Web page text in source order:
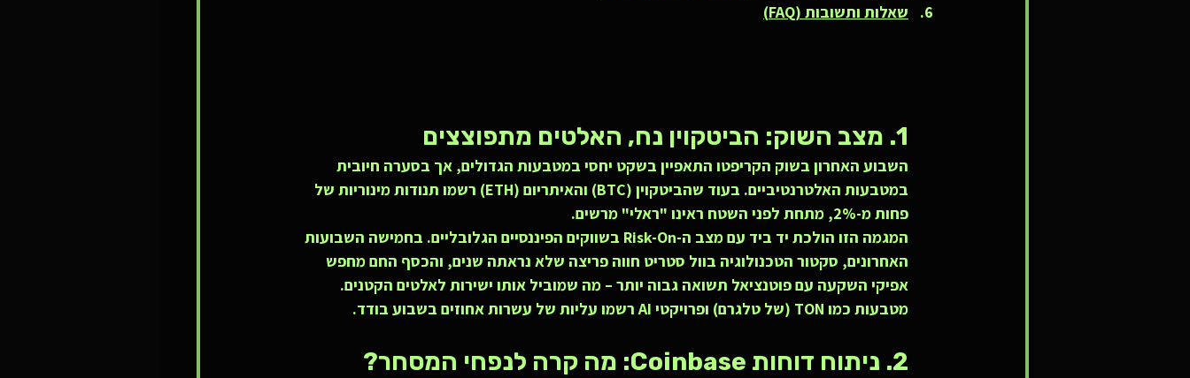
שאלות ותשובות (FAQ)
1. מצב השוק: הביטקוין נח, האלטים מתפוצצים
השבוע האחרון בשוק הקריפטו התאפיין בשקט יחסי במטבעות הגדולים, אך בסערה חיובית
במטבעות האלטרנטיביים. בעוד שהביטקוין (BTC) והאיתריום (ETH) רשמו תנודות מינוריות של
פחות מ-2%, מתחת לפני השטח ראינו "ראלי" מרשים.
המגמה הזו הולכת יד ביד עם מצב ה-Risk-On בשווקים הפיננסיים הגלובליים. בחמישה השבועות
האחרונים, סקטור הטכנולוגיה בוול סטריט חווה פריצה שלא נראתה שנים, והכסף החם מחפש
אפיקי השקעה עם פוטנציאל תשואה גבוה יותר – מה שמוביל אותו ישירות לאלטים הקטנים.
מטבעות כמו TON (של טלגרם) ופרויקטי AI רשמו עליות של עשרות אחוזים בשבוע בודד.
2. ניתוח דוחות Coinbase: מה קרה לנפחי המסחר?